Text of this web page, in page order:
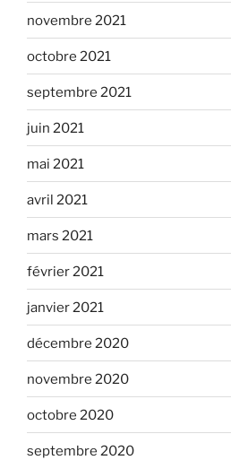
novembre 2021
octobre 2021
septembre 2021
juin 2021
mai 2021
avril 2021
mars 2021
février 2021
janvier 2021
décembre 2020
novembre 2020
octobre 2020
septembre 2020